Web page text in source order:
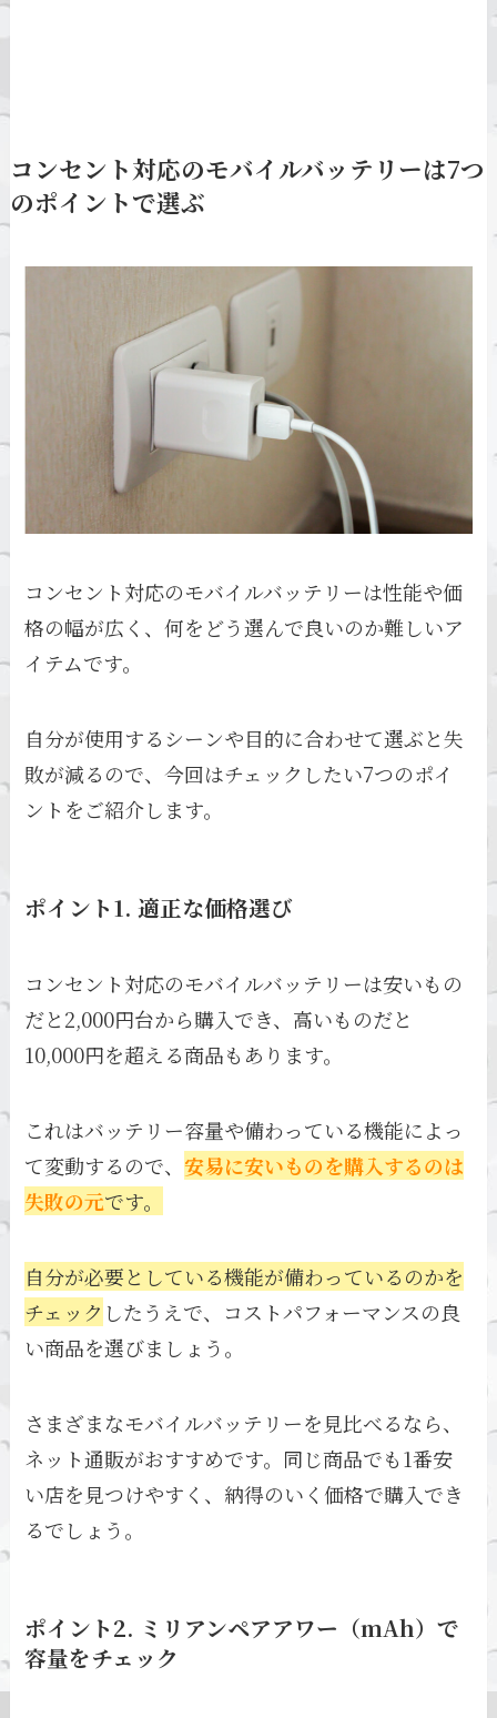
コンセント対応のモバイルバッテリーは7つ
のポイントで選ぶ
コンセント対応のモバイルバッテリーは性能や価
格の幅が広く、何をどう選んで良いのか難しいア
イテムです。
自分が使用するシーンや目的に合わせて選ぶと失
敗が減るので、今回はチェックしたい7つのポイ
ントをご紹介します。
ポイント1. 適正な価格選び
コンセント対応のモバイルバッテリーは安いもの
だと2,000円台から購入でき、高いものだと
10,000円を超える商品もあります。
これはバッテリー容量や備わっている機能によっ
て変動するので、 安易に安いものを購入するのは
失敗の元です。
自分が必要としている機能が備わっているのかを
チェック したうえで、コストパフォーマンスの良
い商品を選びましょう。
さまざまなモバイルバッテリーを見比べるなら、
ネット通販がおすすめです。同じ商品でも1番安
い店を見つけやすく、納得のいく価格で購入でき
るでしょう。
ポイント2. ミリアンペアアワー（mAh）で
容量をチェック